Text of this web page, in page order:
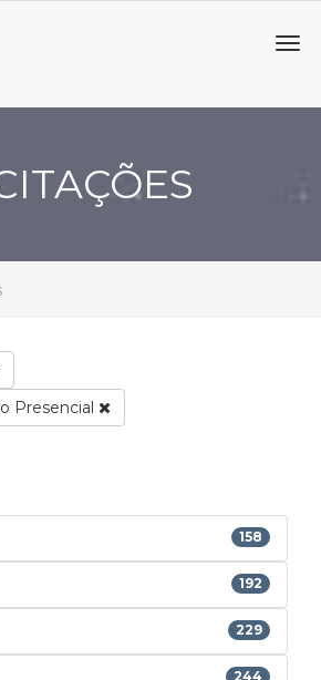
Presencial
158
192
229
244